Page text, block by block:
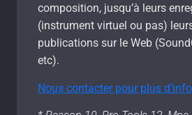
composition, jusqu’à leurs
(instrument virtuel ou pas)
publications sur le Web
etc).
Nous contacter pour plus